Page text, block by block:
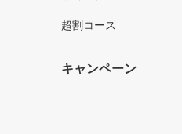
超割コース
キャンペーン